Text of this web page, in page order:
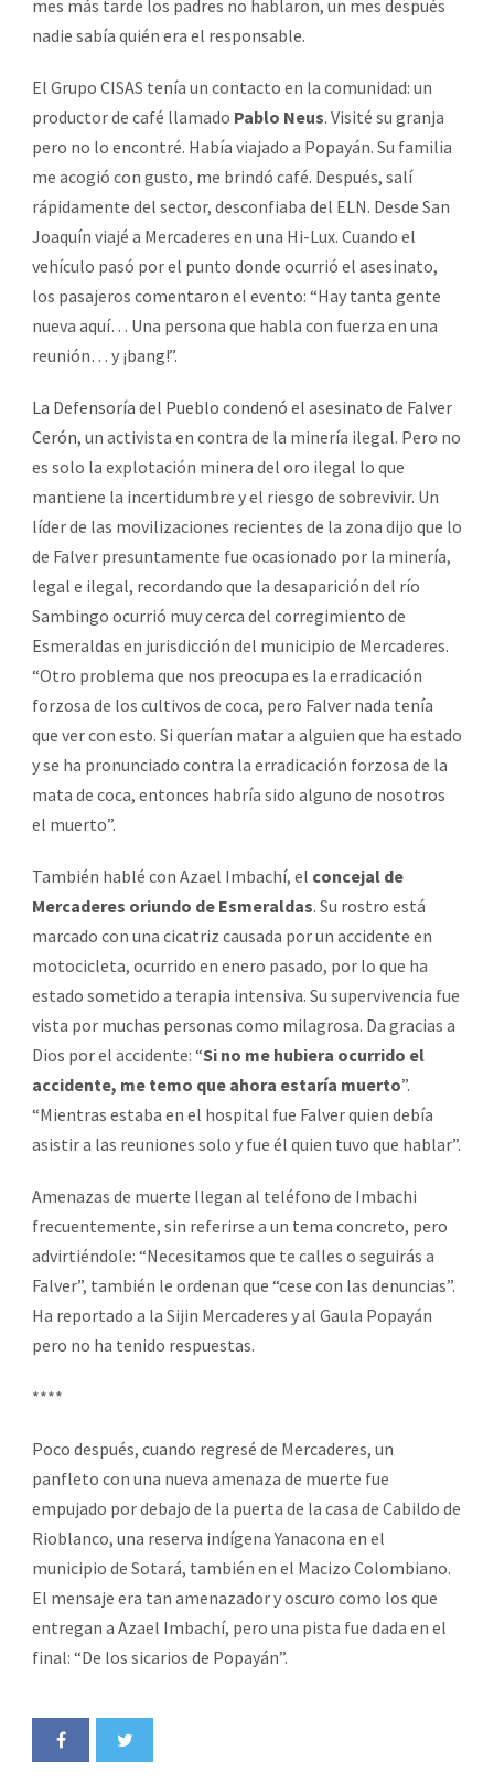
mes más tarde los padres no hablaron, un mes después
nadie sabía quién era el responsable.
El Grupo CISAS tenía un contacto en la comunidad: un
productor de café llamado Pablo Neus. Visité su granja
pero no lo encontré. Había viajado a Popayán. Su familia
me acogió con gusto, me brindó café. Después, salí
rápidamente del sector, desconfiaba del ELN. Desde San
Joaquín viajé a Mercaderes en una Hi-Lux. Cuando el
vehículo pasó por el punto donde ocurrió el asesinato,
los pasajeros comentaron el evento: “Hay tanta gente
nueva aquí… Una persona que habla con fuerza en una
reunión… y ¡bang!”.
La Defensoría del Pueblo condenó el asesinato de Falver
Cerón, un activista en contra de la minería ilegal. Pero no
es solo la explotación minera del oro ilegal lo que
mantiene la incertidumbre y el riesgo de sobrevivir. Un
líder de las movilizaciones recientes de la zona dijo que lo
de Falver presuntamente fue ocasionado por la minería,
legal e ilegal, recordando que la desaparición del río
Sambingo ocurrió muy cerca del corregimiento de
Esmeraldas en jurisdicción del municipio de Mercaderes.
“Otro problema que nos preocupa es la erradicación
forzosa de los cultivos de coca, pero Falver nada tenía
que ver con esto. Si querían matar a alguien que ha estado
y se ha pronunciado contra la erradicación forzosa de la
mata de coca, entonces habría sido alguno de nosotros
el muerto”.
También hablé con Azael Imbachí, el concejal de
Mercaderes oriundo de Esmeraldas. Su rostro está
marcado con una cicatriz causada por un accidente en
motocicleta, ocurrido en enero pasado, por lo que ha
estado sometido a terapia intensiva. Su supervivencia fue
vista por muchas personas como milagrosa. Da gracias a
Dios por el accidente: “Si no me hubiera ocurrido el
accidente, me temo que ahora estaría muerto”.
“Mientras estaba en el hospital fue Falver quien debía
asistir a las reuniones solo y fue él quien tuvo que hablar”.
Amenazas de muerte llegan al teléfono de Imbachi
frecuentemente, sin referirse a un tema concreto, pero
advirtiéndole: “Necesitamos que te calles o seguirás a
Falver”, también le ordenan que “cese con las denuncias”.
Ha reportado a la Sijin Mercaderes y al Gaula Popayán
pero no ha tenido respuestas.
****
Poco después, cuando regresé de Mercaderes, un
panfleto con una nueva amenaza de muerte fue
empujado por debajo de la puerta de la casa de Cabildo de
Rioblanco, una reserva indígena Yanacona en el
municipio de Sotará, también en el Macizo Colombiano.
El mensaje era tan amenazador y oscuro como los que
entregan a Azael Imbachí, pero una pista fue dada en el
final: “De los sicarios de Popayán”.